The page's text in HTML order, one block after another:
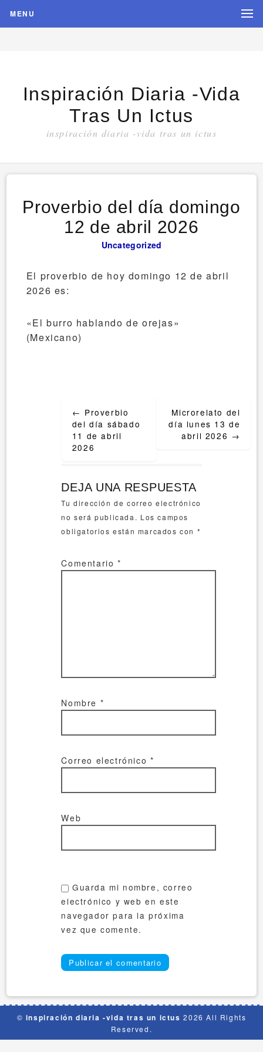
MENU
Inspiración Diaria -vida
Tras Un Ictus
inspiración diaria -vida tras un ictus
Proverbio del día domingo
12 de abril 2026
Uncategorized
El proverbio de hoy domingo 12 de abril
2026 es:
«El burro hablando de orejas»
(Mexicano)
navigation
← Proverbio
del día sábado
11 de abril
2026
Microrelato del
día lunes 13 de
abril 2026 →
DEJA UNA RESPUESTA
Tu dirección de correo electrónico
no será publicada. Los campos
obligatorios están marcados con *
Comentario*
Nombre *
Correo electrónico *
Web
Guarda mi nombre, correo
electrónico y web en este
navegador para la próxima
vez que comente.
© inspiración diaria -vida tras un ictus 2026 All Rights
Reserved.